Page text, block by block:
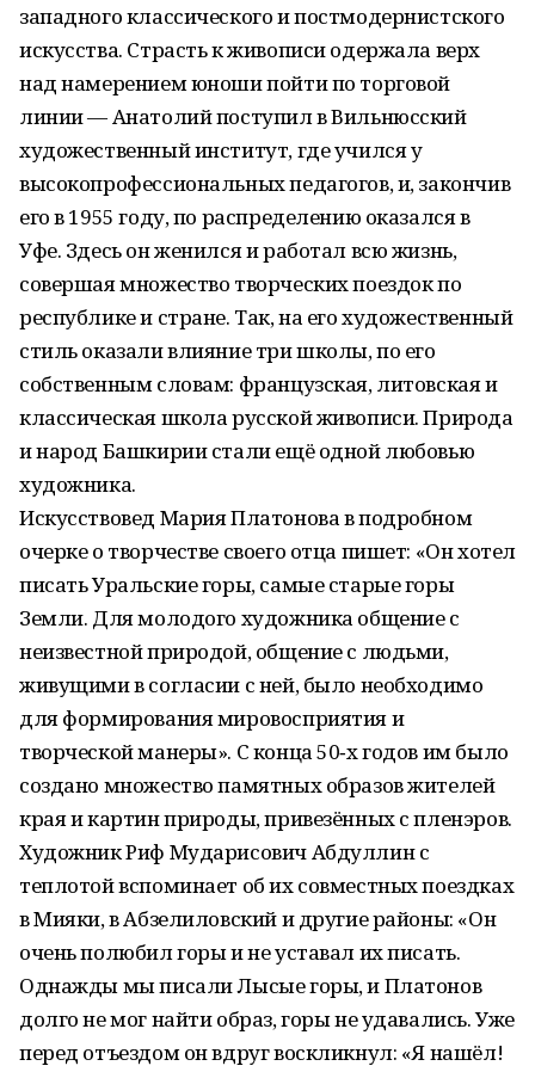
западного классического и постмодернистского
искусства. Страсть к живописи одержала верх
над намерением юноши пойти по торговой
линии — Анатолий поступил в Вильнюсский
художественный институт, где учился у
высокопрофессиональных педагогов, и, закончив
его в 1955 году, по распределению оказался в
Уфе. Здесь он женился и работал всю жизнь,
совершая множество творческих поездок по
республике и стране. Так, на его художественный
стиль оказали влияние три школы, по его
собственным словам: французская, литовская и
классическая школа русской живописи. Природа
и народ Башкирии стали ещё одной любовью
художника.
Искусствовед Мария Платонова в подробном
очерке о творчестве своего отца пишет: «Он хотел
писать Уральские горы, самые старые горы
Земли. Для молодого художника общение с
неизвестной природой, общение с людьми,
живущими в согласии с ней, было необходимо
для формирования мировосприятия и
творческой манеры». С конца 50‑х годов им было
создано множество памятных образов жителей
края и картин природы, привезённых с пленэров.
Художник Риф Мударисович Абдуллин с
теплотой вспоминает об их совместных поездках
в Мияки, в Абзелиловский и другие районы: «Он
очень полюбил горы и не уставал их писать.
Однажды мы писали Лысые горы, и Платонов
долго не мог найти образ, горы не удавались. Уже
перед отъездом он вдруг воскликнул: «Я нашёл!